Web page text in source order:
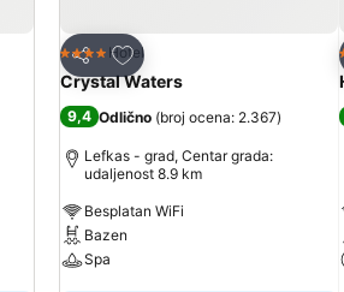
Deli
Dodati u favorite
4 Zvezdice
Hotel
Crystal Waters
9,4 Odlično (broj ocena: 2.367)
Lefkas - grad, Centar grada:
udaljenost 8.9 km
Besplatan WiFi
Bazen
Spa